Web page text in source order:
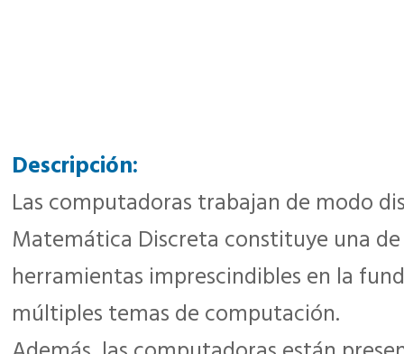
Descripción:
Las computadoras trabajan de modo
Matemática Discreta constituye una
herramientas imprescindibles en la
múltiples temas de computación.